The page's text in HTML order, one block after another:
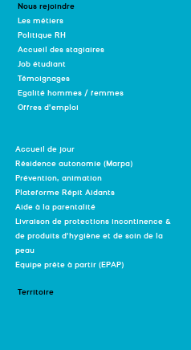
Nous rejoindre
Les métiers
Politique RH
Accueil des stagiaires
Job étudiant
Témoignages
Egalité hommes / femmes
Offres d’emploi
Accueil de jour
Résidence autonomie (Marpa)
Prévention, animation
Plateforme Répit Aidants
Aide à la parentalité
Livraison de protections incontinence &
de produits d’hygiène et de soin de la
peau
Equipe prête à partir (EPAP)
Territoire